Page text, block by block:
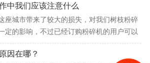
大、因不同木材，复合的波动性较大，所以
荷使用树枝粉碎机设备；怎样去判别粉碎机
情]
中我们应该注意什么
座城市带来了较大的损失，对我们树枝粉碎
定的影响，不过已经订购粉碎机的用户可以
陆续续发出；我们用户在买回去树枝粉碎机
意些什么呢？下面我们来讲讲。[详情]
因在哪？